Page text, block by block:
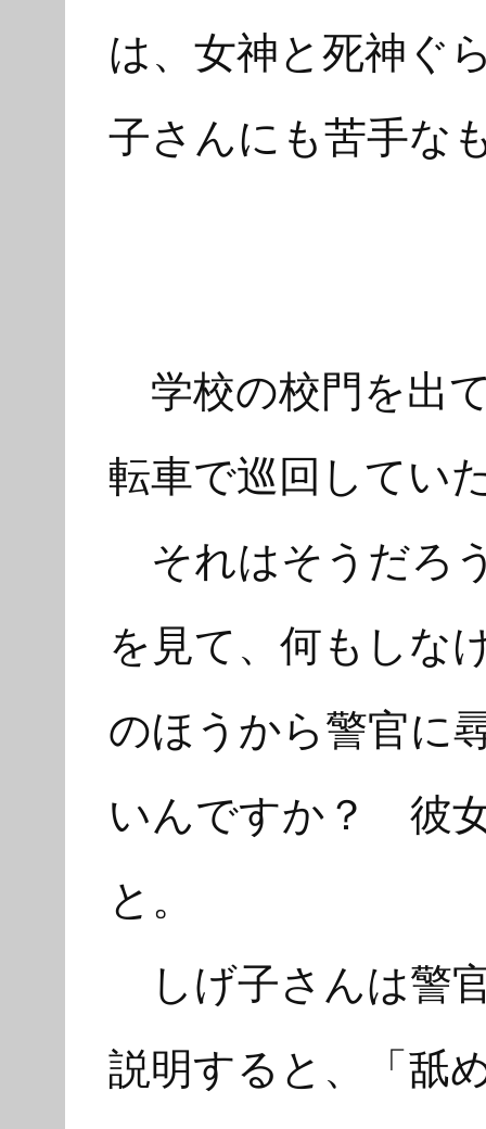
は、女神と死神ぐ
子さんにも苦手な
学校の校門を出
転車で巡回してい
それはそうだろ
を見て、何もしな
のほうから警官に
いんですか？ 彼
と。
しげ子さんは警
説明すると、「舐